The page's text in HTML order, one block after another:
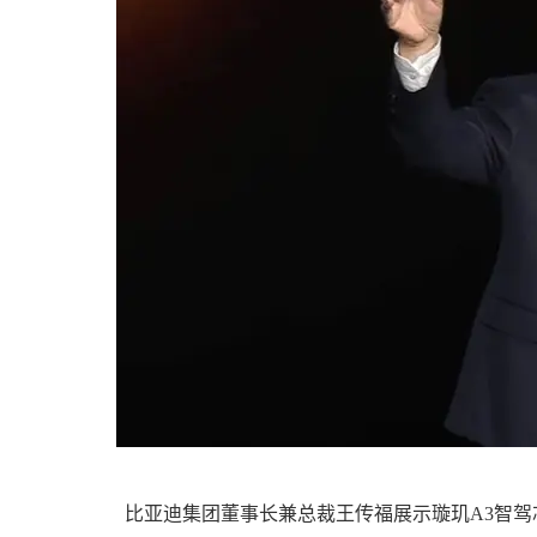
比亚迪集团董事长兼总裁王传福展示璇玑A3智驾